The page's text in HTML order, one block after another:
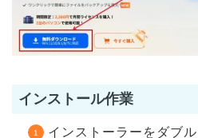
インストール作業
インストーラーをダブ